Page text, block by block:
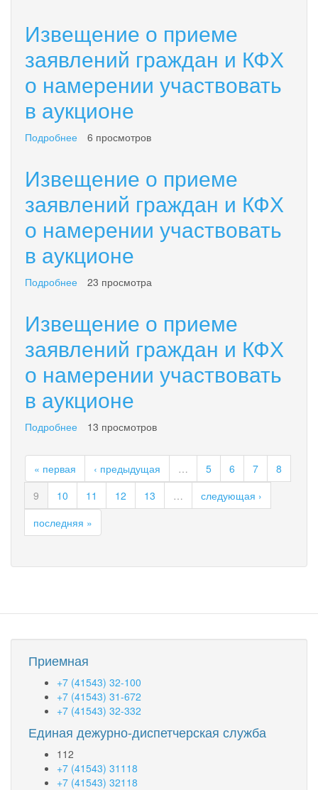
приеме
заявлений
граждан
КФХ
о
намерении
участвовать
Извещение о приеме
заявлений граждан и КФХ
о намерении участвовать
в аукционе
Подробнее
приеме
заявлений
граждан
КФХ
о
намерении
участвовать
6 просмотров
Извещение о приеме
заявлений граждан и КФХ
о намерении участвовать
в аукционе
Подробнее
приеме
заявлений
граждан
КФХ
о
намерении
участвовать
аукционе
23 просмотра
Извещение о приеме
заявлений граждан и КФХ
о намерении участвовать
в аукционе
Подробнее
о
приеме
заявлений
граждан
и
КФХ
о
участвовать
13 просмотров
« первая ‹ предыдущая … 5 6 7
8
9
10 11 12 13 …
следующая ›
последняя »
Приемная
+7 (41543) 32-100
+7 (41543) 31-672
+7 (41543) 32-332
Единая дежурно-диспетчерская служба
112
+7 (41543) 31118
+7 (41543) 32118